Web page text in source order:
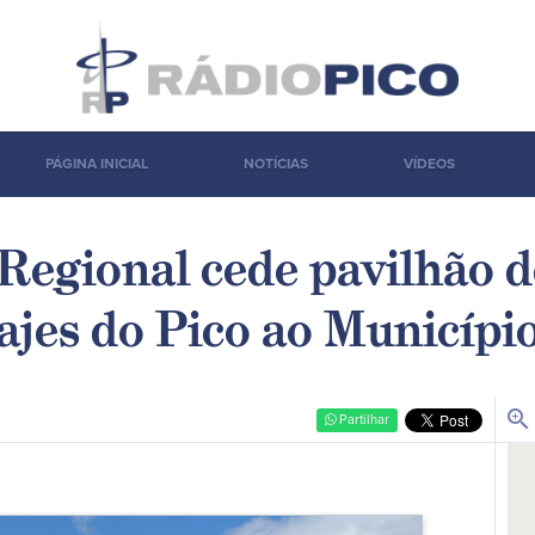
PÁGINA INICIAL NOTÍCIAS VÍDEOS
cede pavilhão
do Pico ao
Partilhar zoom_in